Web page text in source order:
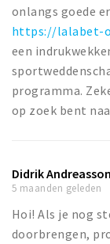
onlangs goede
https://lalabet-
een
programma.
op zoek bent
Didrik Andreasson
5 maanden geleden
Hoi! Als je nog
doorbrengen,